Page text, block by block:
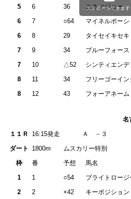
5
6 36 ユキノジ
6
7 ○64 マイネルポーシ
6
8 29 タイセイキ
7
9 34 ブルーフォ
7
10 △52 シンティエンデ
8
11 34 フリーゴーイ
8
12 43 フォーアネ
スクロールできます
名
１１Ｒ
16:15発走
Ａ
ダート
1800m
ムスカリー特別
枠
番 予想 馬名
1
1 ○54 ブライトロー
2
2 ×42 キーポジシ